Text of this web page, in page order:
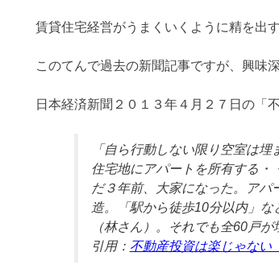
賃貸住宅経営がうまくいくように精を出
このてんで過去の新聞記事ですが、興味
日本経済新聞２０１３年４月２７日の
「自ら行動しない限り空室は
住宅地にアパートを所有する・
だ３年前、大家になった。ア
造。「駅から徒歩10分以内」な
（林さん）。それでも全60戸
引用： 不動産投資は楽じゃな